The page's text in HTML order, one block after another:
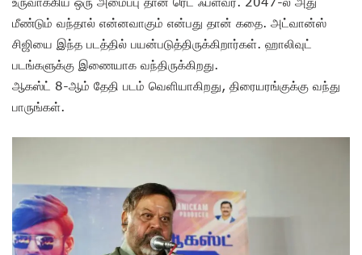
மீண்டும் வந்தால் என்னவாகும் என்பது தான் கதை. அட்வான்ஸ்
சிஜியை இந்த படத்தில் பயன்படுத்திருக்கிறார்கள். ஹாலிவுட்
படங்களுக்கு இணையாக வந்திருக்கிறது.
ஆகஸ்ட் 8-ஆம் தேதி படம் வெளியாகிறது, திரையரங்குக்கு வந்து
பாருங்கள்.